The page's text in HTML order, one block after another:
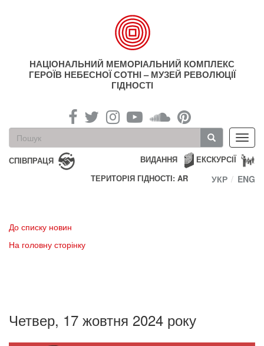
НАЦІОНАЛЬНИЙ МЕМОРІАЛЬНИЙ КОМПЛЕКС
ГЕРОЇВ НЕБЕСНОЇ СОТНІ – МУЗЕЙ РЕВОЛЮЦІЇ
ГІДНОСТІ
Пошукова
форма
Пошук
СПІВПРАЦЯ ЕКСКУРСІЇ
ВИДАННЯ
ТЕРИТОРІЯ ГІДНОСТІ: AR
УКР ENG
До списку новин
На головну сторінку
Четвер, 17 жовтня 2024 року